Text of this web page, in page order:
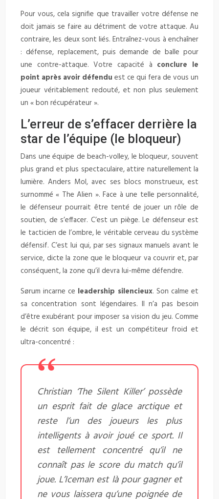
Pour vous, cela signifie que travailler votre défense ne
doit jamais se faire au détriment de votre attaque. Au
contraire, les deux sont liés. Entraînez-vous à enchaîner
: défense, replacement, puis demande de balle pour
une contre-attaque. Votre capacité à conclure le
point après avoir défendu est ce qui fera de vous un
joueur véritablement redouté, et non plus seulement
un « bon récupérateur ».
L’erreur de s’effacer derrière la
star de l’équipe (le bloqueur)
Dans une équipe de beach-volley, le bloqueur, souvent
plus grand et plus spectaculaire, attire naturellement la
lumière. Anders Mol, avec ses blocs monstrueux, est
surnommé « The Alien ». Face à une telle personnalité,
le défenseur pourrait être tenté de jouer un rôle de
soutien, de s’effacer. C’est un piège. Le défenseur est
le tacticien de l’ombre, le véritable cerveau du système
défensif. C’est lui qui, par ses signaux manuels avant le
service, dicte la zone que le bloqueur va couvrir et, par
conséquent, la zone qu’il devra lui-même défendre.
Sørum incarne ce leadership silencieux. Son calme et
sa concentration sont légendaires. Il n’a pas besoin
d’être exubérant pour imposer sa vision du jeu. Comme
le décrit son équipe, il est un compétiteur froid et
ultra-concentré :
Christian ‘The Silent Killer’ possède
un esprit fait de glace arctique et
reste l’un des joueurs les plus
intelligents à avoir joué ce sport. Il
est tellement concentré qu’il ne
connaît pas le score du match qu’il
joue. L’Iceman est là pour gagner et
ne vous laissera qu’une poignée de